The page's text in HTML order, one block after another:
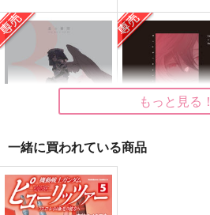
ソロジー「てんしの小
庭」
花ごろも
2,044 円（税込）
ルシフェル×サンダルフォン
潮騒
1,100 （税込）
サンプル
星の幕間3
ano
もっと見る！
一緒に買われている商品